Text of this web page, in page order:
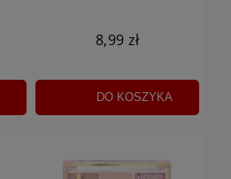
8,99 zł
DO KOSZYKA